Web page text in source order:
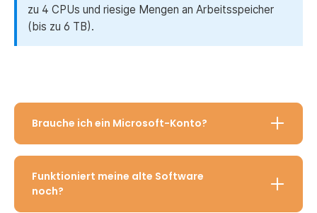
zu 4 CPUs und riesige Mengen an Arbeitsspeicher
(bis zu 6 TB).
Brauche ich ein Microsoft-Konto?
Funktioniert meine alte Software
noch?